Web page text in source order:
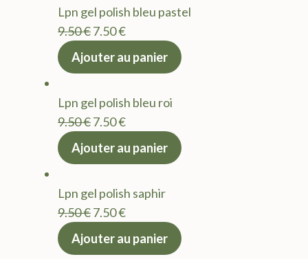
9.50 €.7.50 €.
Lpn gel polish bleu pastel
9.50€Le
prix
9.50 €.
7.50€Le
actuel
7.50 €.
Ajouter au panier
Lpn gel polish bleu roi
9.50€Le
prix
9.50 €.
7.50€Le
actuel
7.50 €.
Ajouter au panier
Lpn gel polish saphir
9.50€Le
prix
7.50€Le
actuel
Ajouter au panier